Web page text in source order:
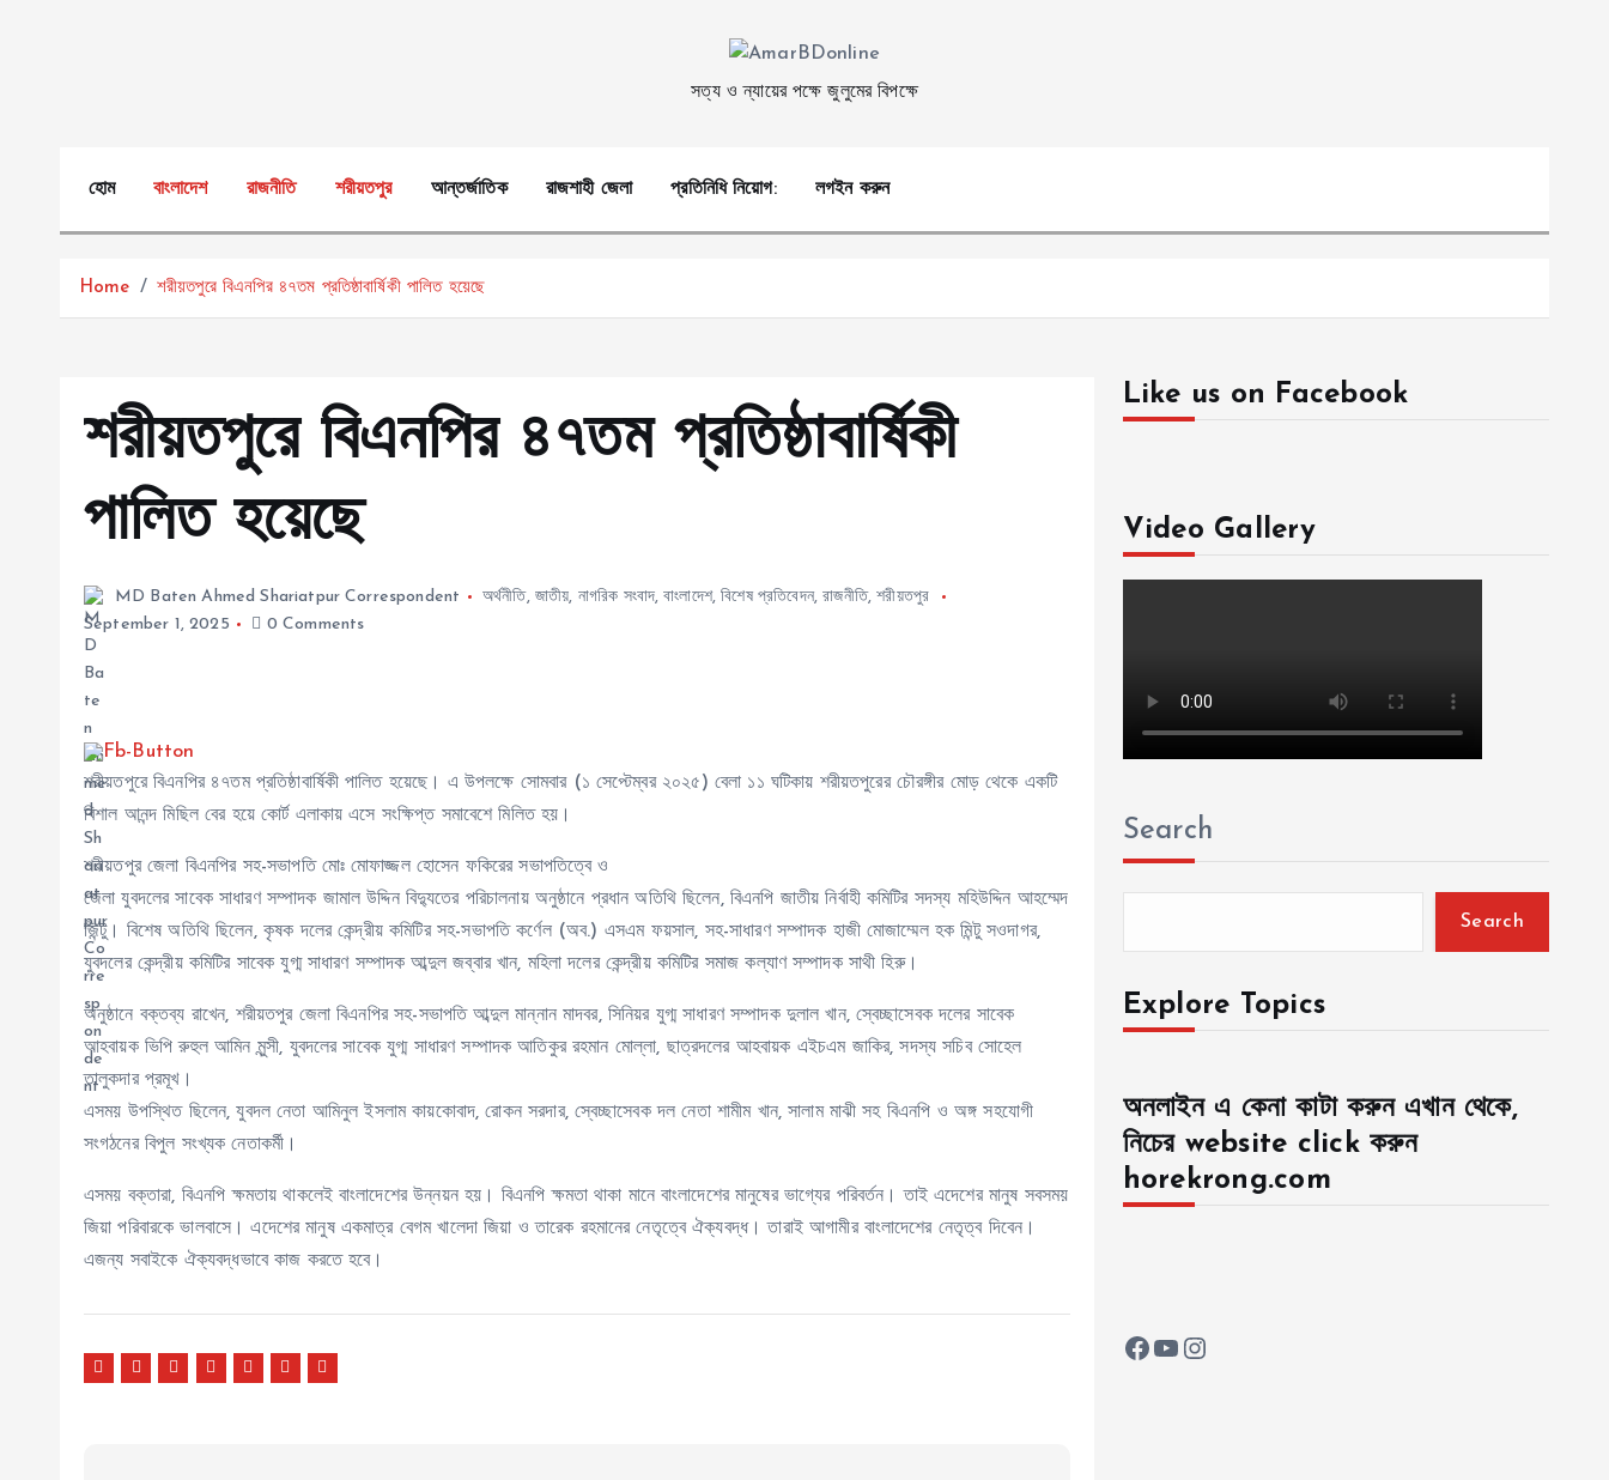
সত্য ও ন্যায়ের পক্ষে জুলুমের বিপক্ষে
হোম বাংলাদেশ রাজনীতি শরীয়তপুর আন্তর্জাতিক রাজশাহী জেলা প্রতিনিধি নিয়োগ: লগইন করুন
Home শরীয়তপুরে বিএনপির ৪৭তম প্রতিষ্ঠাবার্ষিকী পালিত হয়েছে
শরীয়তপুরে বিএনপির ৪৭তম প্রতিষ্ঠাবার্ষিকী
পালিত হয়েছে
MD Baten Ahmed Shariatpur Correspondent অর্থনীতি, জাতীয়, নাগরিক সংবাদ,বাংলাদেশ,বিশেষ প্রতিবেদন,রাজনীতি,শরীয়তপুর
September 1, 2025
0 Comments
শরীয়তপুরে বিএনপির ৪৭তম প্রতিষ্ঠাবার্ষিকী পালিত হয়েছে। এ উপলক্ষে সোমবার (১ সেপ্টেম্বর ২০২৫) বেলা ১১ ঘটিকায় শরীয়তপুরের চৌরঙ্গীর মোড় থেকে একটি
বিশাল আনন্দ মিছিল বের হয়ে কোর্ট এলাকায় এসে সংক্ষিপ্ত সমাবেশে মিলিত হয়।
শরীয়তপুর জেলা বিএনপির সহ-সভাপতি মোঃ মোফাজ্জল হোসেন ফকিরের সভাপতিত্বে ও
জেলা যুবদলের সাবেক সাধারণ সম্পাদক জামাল উদ্দিন বিদ্যুতের পরিচালনায় অনুষ্ঠানে প্রধান অতিথি ছিলেন, বিএনপি জাতীয় নির্বাহী কমিটির সদস্য মহিউদ্দিন আহম্মেদ
জিন্টু। বিশেষ অতিথি ছিলেন, কৃষক দলের কেন্দ্রীয় কমিটির সহ-সভাপতি কর্ণেল (অব.) এসএম ফয়সাল, সহ-সাধারণ সম্পাদক হাজী মোজাম্মেল হক মিন্টু সওদাগর,
যুবদলের কেন্দ্রীয় কমিটির সাবেক যুগ্ম সাধারণ সম্পাদক আব্দুল জব্বার খান, মহিলা দলের কেন্দ্রীয় কমিটির সমাজ কল্যাণ সম্পাদক সাথী হিরু।
অনুষ্ঠানে বক্তব্য রাখেন, শরীয়তপুর জেলা বিএনপির সহ-সভাপতি আব্দুল মান্নান মাদবর, সিনিয়র যুগ্ম সাধারণ সম্পাদক দুলাল খান, স্বেচ্ছাসেবক দলের সাবেক
আহবায়ক ভিপি রুহুল আমিন মুন্সী, যুবদলের সাবেক যুগ্ম সাধারণ সম্পাদক আতিকুর রহমান মোল্লা, ছাত্রদলের আহবায়ক এইচএম জাকির, সদস্য সচিব সোহেল
তালুকদার প্রমূখ।
এসময় উপস্থিত ছিলেন, যুবদল নেতা আমিনুল ইসলাম কায়কোবাদ, রোকন সরদার, স্বেচ্ছাসেবক দল নেতা শামীম খান, সালাম মাঝী সহ বিএনপি ও অঙ্গ সহযোগী
সংগঠনের বিপুল সংখ্যক নেতাকর্মী।
এসময় বক্তারা, বিএনপি ক্ষমতায় থাকলেই বাংলাদেশের উন্নয়ন হয়। বিএনপি ক্ষমতা থাকা মানে বাংলাদেশের মানুষের ভাগ্যের পরিবর্তন। তাই এদেশের মানুষ সবসময়
জিয়া পরিবারকে ভালবাসে। এদেশের মানুষ একমাত্র বেগম খালেদা জিয়া ও তারেক রহমানের নেতৃত্বে ঐক্যবদ্ধ। তারাই আগামীর বাংলাদেশের নেতৃত্ব দিবেন।
এজন্য সবাইকে ঐক্যবদ্ধভাবে কাজ করতে হবে।
Like us on Facebook
Video Gallery
Search
Search
Explore Topics
অনলাইন এ কেনা কাটা করুন এখান থেকে,
নিচের website click করুন
horekrong.com
Facebook YouTube Instagram